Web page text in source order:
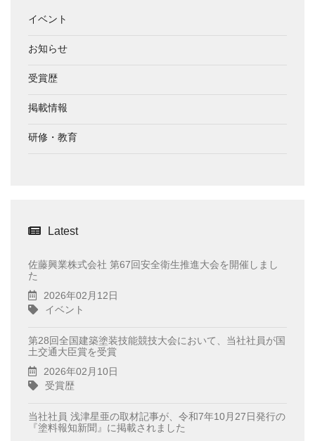
イベント
お知らせ
受賞歴
掲載情報
研修・教育
Latest
佐藤興業株式会社 第67回安全衛生推進大会を開催しまし
た
2026年02月12日
イベント
第28回全国建築塗装技能競技大会において、当社社員が国
土交通大臣賞を受賞
2026年02月10日
受賞歴
当社社員 浅津星亜の取材記事が、令和7年10月27日発行の
『塗料報知新聞』に掲載されました